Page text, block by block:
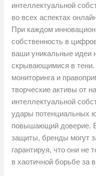
интеллектуальной
во всех аспектах
При каждом
собственность в
ваши уникальные идеи
скрывающимися в
мониторинга и
творческие активы от
интеллектуальной
удары потенциальных
повышающий доверие.
защиты, бренды могут
гарантируя, что они не
в хаотичной борьбе за